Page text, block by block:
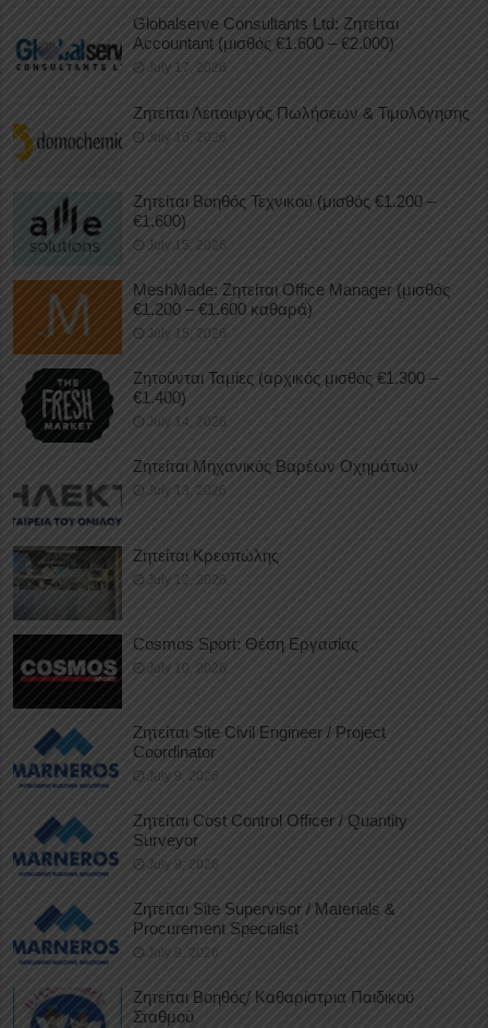
Globalserve Consultants Ltd: Ζητείται
Accountant (μισθός €1.600 – €2.000)
July 17, 2026
Ζητείται Λειτουργός Πωλήσεων & Τιμολόγησης
July 16, 2026
Ζητείται Βοηθός Τεχνικού (μισθός €1.200 –
€1.600)
July 15, 2026
MeshMade: Ζητείται Office Manager (μισθός
€1.200 – €1.600 καθαρά)
July 15, 2026
Ζητούνται Ταμίες (αρχικός μισθός €1.300 –
€1.400)
July 14, 2026
Ζητείται Μηχανικός Βαρέων Οχημάτων
July 13, 2026
Ζητείται Κρεοπώλης
July 12, 2026
Cosmos Sport: Θέση Εργασίας
July 10, 2026
Ζητείται Site Civil Engineer / Project
Coordinator
July 9, 2026
Ζητείται Cost Control Officer / Quantity
Surveyor
July 9, 2026
Ζητείται Site Supervisor / Materials &
Procurement Specialist
July 9, 2026
Ζητείται Βοηθός/ Καθαρίστρια Παιδικού
Σταθμού